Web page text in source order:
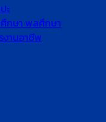
ะ
ศึกษา พลศึกษา
งานอาชีพ